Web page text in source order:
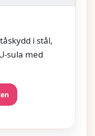
i stål,
sula med